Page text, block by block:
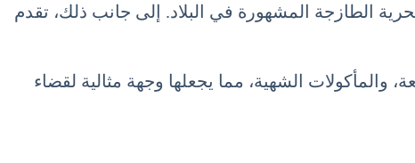
الطازجة المشهورة في البلاد. إلى جانب ذلك، تقدم
والمأكولات الشهية، مما يجعلها وجهة مثالية لقضاء